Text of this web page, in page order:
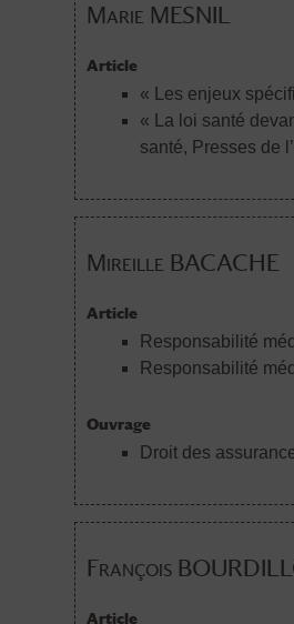
Marie MESNIL
Article
« Les enjeux
« La loi santé
santé, Presses de
Mireille BACACHE
Article
Responsabilité
Responsabilité
Ouvrage
Droit des
François
Article